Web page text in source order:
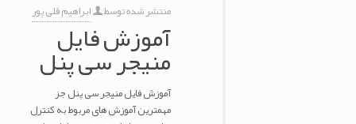
منتشر شده توسط ابراهیم قلی پور
آموزش فایل
منیجر سی پنل
آموزش فایل منیجر سی پنل جز
مهمترین آموزش های مربوط به کنترل